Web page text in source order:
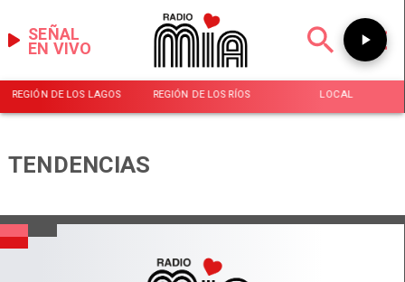
EN VIVO
SEÑAL
REGIÓN DE LOS LAGOS REGIÓN DE LOS RÍOS LOCAL
TENDENCIAS